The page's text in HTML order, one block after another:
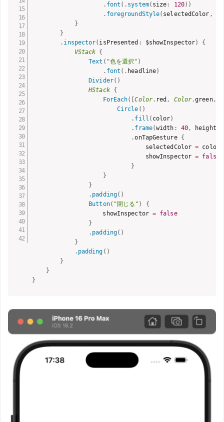
. font ( . system( size : 120) )
. foregroundStyle( selectedColor ,
}
}
. inspector( isPresented : $showInspector)
{
VStack {
Text ( "色を選択" )
. font ( . headline)
Divider( )
HStack {
ForEach( [Color. red , Color .green,
Circle ( )
. fill ( color)
. frame(width : 40, height
.onTapGesture {
                                selectedColor
= color
                                showInspector
= false
}
}
}
. padding( )
Button( "閉じる" )
{
                    showInspector
= false
}
. padding( )
}
. padding ( )
}
}
}